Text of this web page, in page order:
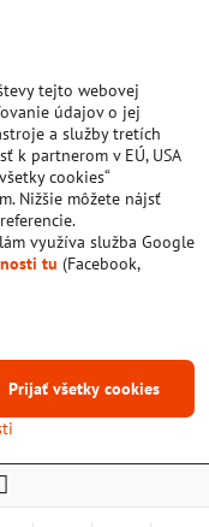
tejto webovej
údajov o jej
a služby tretích
k partnerom v EÚ, USA
cookies“
Nižšie môžete nájsť
využíva služba Google
tu (Facebook,
Prijať všetky cookies